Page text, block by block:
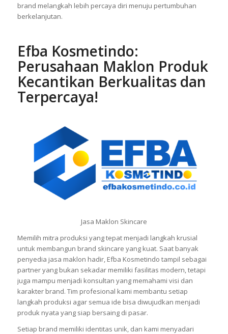
brand melangkah lebih percaya diri menuju pertumbuhan
berkelanjutan.
Efba Kosmetindo:
Perusahaan Maklon Produk
Kecantikan Berkualitas dan
Terpercaya!
Jasa Maklon Skincare
Memilih mitra produksi yang tepat menjadi langkah krusial
untuk membangun brand skincare yang kuat. Saat banyak
penyedia jasa maklon hadir, Efba Kosmetindo tampil sebagai
partner yang bukan sekadar memiliki fasilitas modern, tetapi
juga mampu menjadi konsultan yang memahami visi dan
karakter brand. Tim profesional kami membantu setiap
langkah produksi agar semua ide bisa diwujudkan menjadi
produk nyata yang siap bersaing di pasar.
Setiap brand memiliki identitas unik, dan kami menyadari